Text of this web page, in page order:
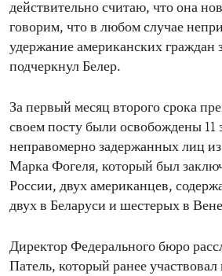
действительно считаю, что она
говорим, что в любом случае
удержание американских граждан
подчеркнул Белер.
За первый месяц второго срока
своем посту были освобождены 11
неправомерно задержанных лиц
Марка Фогеля, который был
России, двух американцев,
двух в Беларуси и шестерых в
Директор Федерального бюро
Патель, который ранее